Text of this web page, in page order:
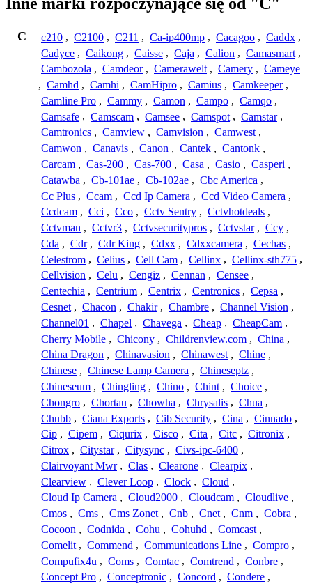
Inne marki rozpoczynające się od "C"
C c210 , C2100 , C211 , Ca-ip400mp , Cacagoo , Caddx ,
Cadyce , Caikong , Caisse , Caja , Calion , Camasmart ,
Cambozola , Camdeor , Camerawelt , Camery , Cameye
, Camhd , Camhi , CamHipro , Camius , Camkeeper ,
Camline Pro , Cammy , Camon , Campo , Camqo ,
Camsafe , Camscam , Camsee , Camspot , Camstar ,
Camtronics , Camview , Camvision , Camwest ,
Camwon , Canavis , Canon , Cantek , Cantonk ,
Carcam , Cas-200 , Cas-700 , Casa , Casio , Casperi ,
Catawba , Cb-101ae , Cb-102ae , Cbc America ,
Cc Plus , Ccam , Ccd Ip Camera , Ccd Video Camera ,
Ccdcam , Cci , Cco , Cctv Sentry , Cctvhotdeals ,
Cctvman , Cctvr3 , Cctvsecuritypros , Cctvstar , Ccy ,
Cda , Cdr , Cdr King , Cdxx , Cdxxcamera , Cechas ,
Celestrom , Celius , Cell Cam , Cellinx , Cellinx-sth775 ,
Cellvision , Celu , Cengiz , Cennan , Censee ,
Centechia , Centrium , Centrix , Centronics , Cepsa ,
Cesnet , Chacon , Chakir , Chambre , Channel Vision ,
Channel01 , Chapel , Chavega , Cheap , CheapCam ,
Cherry Mobile , Chicony , Childrenview.com , China ,
China Dragon , Chinavasion , Chinawest , Chine ,
Chinese , Chinese Lamp Camera , Chineseptz ,
Chineseum , Chingling , Chino , Chint , Choice ,
Chongro , Chortau , Chowha , Chrysalis , Chua ,
Chubb , Ciana Exports , Cib Security , Cina , Cinnado ,
Cip , Cipem , Ciqurix , Cisco , Cita , Citc , Citronix ,
Citrox , Citystar , Citysync , Civs-ipc-6400 ,
Clairvoyant Mwr , Clas , Clearone , Clearpix ,
Clearview , Clever Loop , Clock , Cloud ,
Cloud Ip Camera , Cloud2000 , Cloudcam , Cloudlive ,
Cmos , Cms , Cms Zonet , Cnb , Cnet , Cnm , Cobra ,
Cocoon , Codnida , Cohu , Cohuhd , Comcast ,
Comelit , Commend , Communications Line , Compro ,
Compufix4u , Coms , Comtac , Comtrend , Conbre ,
Concept Pro , Conceptronic , Concord , Condere ,